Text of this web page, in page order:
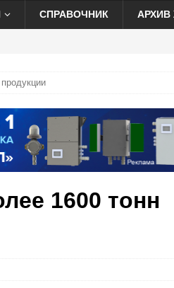
СПРАВОЧНИК
1600 тонн